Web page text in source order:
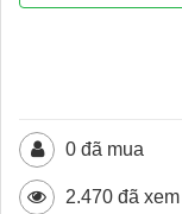
0 đã mua
2.470 đã xem